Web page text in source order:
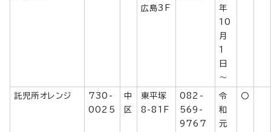
広島3F
年
10
月
1
日
～
託児所オレンジ
730-
0025
中
区
東平塚
8-81F
082-
569-
9767
令
和
元
〇